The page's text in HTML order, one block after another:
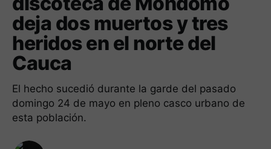
deja dos muertos y tres
heridos en el norte del
Cauca
El hecho sucedió durante la garde del pasado
domingo 24 de mayo en pleno casco urbano de
esta población.